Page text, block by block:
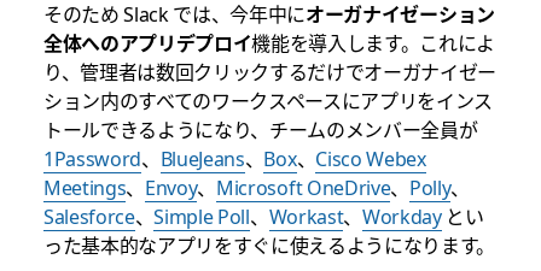
そのため Slack では、今年中にオーガナイゼーション
全体へのアプリデプロイ機能を導入します。これによ
り、管理者は数回クリックするだけでオーガナイゼー
ション内のすべてのワークスペースにアプリをインス
トールできるようになり、チームのメンバー全員が
1Password、 BlueJeans、 Box、 Cisco Webex
Meetings、 Envoy、 Microsoft OneDrive、 Polly、
Salesforce、Simple Poll、 Workast、 Workdayとい
った基本的なアプリをすぐに使えるようになります。